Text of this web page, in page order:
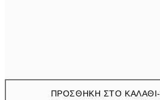
ΠΡΟΣΘΉΚΗ ΣΤΟ ΚΑΛΆΘΙ-